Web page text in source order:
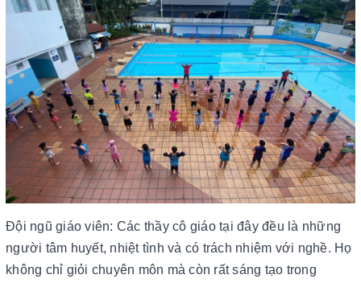
Đội ngũ giáo viên: Các thầy cô giáo tại đây đều là những
người tâm huyết, nhiệt tình và có trách nhiệm với nghề. Họ
không chỉ giỏi chuyên môn mà còn rất sáng tạo trong